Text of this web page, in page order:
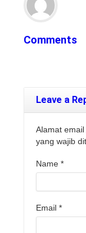
Comments
Leave a
Alamat
yang wajib
Name *
Email *